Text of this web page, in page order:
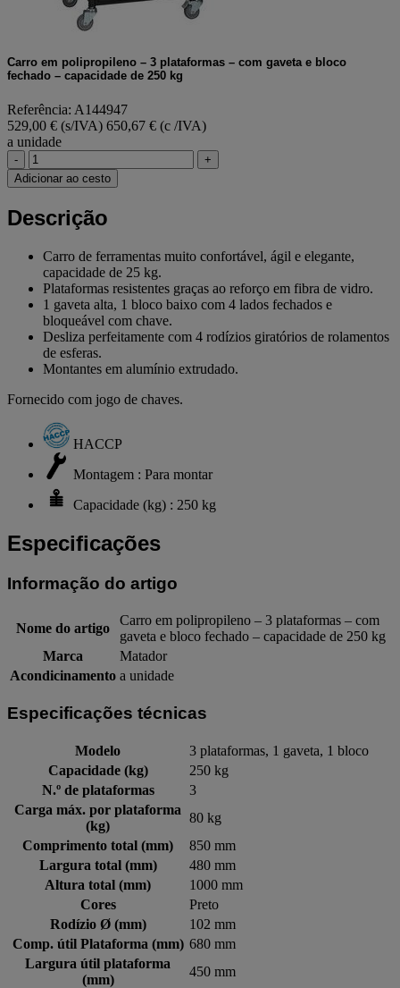
Carro em polipropileno – 3 plataformas – com gaveta e bloco
fechado – capacidade de 250 kg
Referência: A144947
529,00 € (s/IVA) 650,67 € (c /IVA)
a unidade
-
+
Adicionar ao cesto
Descrição
Carro de ferramentas muito confortável, ágil e elegante,
capacidade de 25 kg.
Plataformas resistentes graças ao reforço em fibra de vidro.
1 gaveta alta, 1 bloco baixo com 4 lados fechados e
bloqueável com chave.
Desliza perfeitamente com 4 rodízios giratórios de rolamentos
de esferas.
Montantes em alumínio extrudado.
Fornecido com jogo de chaves.
HACCP
Montagem : Para montar
Capacidade (kg) : 250 kg
Especificações
Informação do artigo
Nome do artigo
Carro em polipropileno – 3 plataformas – com
gaveta e bloco fechado – capacidade de 250 kg
Marca
Matador
Acondicinamento a unidade
Especificações técnicas
Modelo
3 plataformas, 1 gaveta, 1 bloco
Capacidade (kg)
250 kg
N.º de plataformas
3
Carga máx. por plataforma
(kg)
80 kg
Comprimento total (mm)
850 mm
Largura total (mm)
480 mm
Altura total (mm)
1000 mm
Cores
Preto
Rodízio Ø (mm)
102 mm
Comp. útil Plataforma (mm) 680 mm
Largura útil plataforma
(mm)
450 mm